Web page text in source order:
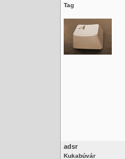
Tag
adsr
Kukabúvár